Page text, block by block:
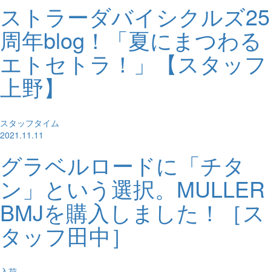
ストラーダバイシクルズ25
周年blog！「夏にまつわる
エトセトラ！」【スタッフ
上野】
スタッフタイム
2021.11.11
グラベルロードに「チタ
ン」という選択。MULLER
BMJを購入しました！［ス
タッフ田中］